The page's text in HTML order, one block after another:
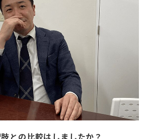
との比較はしましたか？